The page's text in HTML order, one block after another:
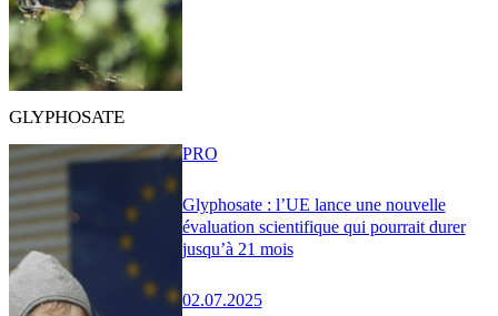
GLYPHOSATE
Glyphosate : l’UE lance une nouvelle
évaluation scientifique qui pourrait durer
jusqu’à 21 mois
02.07.2025
PRO